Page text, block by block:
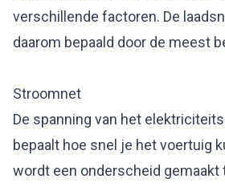
verschillende factoren. De
daarom bepaald door de meest
Stroomnet
De spanning van het
bepaalt hoe snel je het voertuig
wordt een onderscheid gemaakt